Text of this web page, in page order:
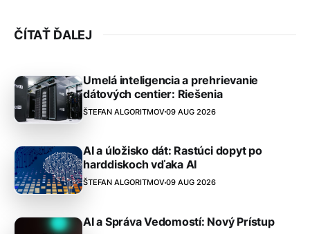
ČÍTAŤ ĎALEJ
Umelá inteligencia a prehrievanie
dátových centier: Riešenia
ŠTEFAN ALGORITMOV09 AUG 2026
AI a úložisko dát: Rastúci dopyt po
harddiskoch vďaka AI
ŠTEFAN ALGORITMOV09 AUG 2026
AI a Správa Vedomostí: Nový Prístup